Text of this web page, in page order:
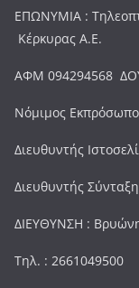
ΕΠΩΝΥΜΙΑ :
Κέρκυρας Α.Ε.
ΑΦΜ 094294568
Νόμιμος
Διευθυντής
Διευθυντής
ΔΙΕΥΘΥΝΣΗ :
Τηλ. : 2661049500